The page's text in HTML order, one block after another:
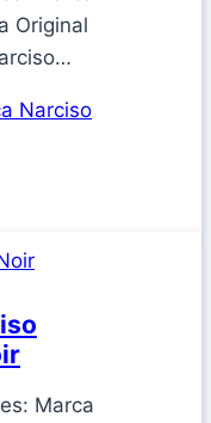
Original
Narciso
Marca